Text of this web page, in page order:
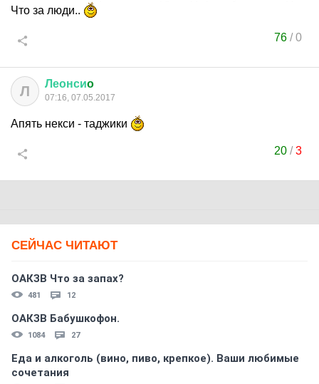
Что за люди..
76 /0
Л Леонсиo
07:16, 07.05.2017
Апять некси - таджики
20 /3
СЕЙЧАС ЧИТАЮТ
ОАКЗВ Что за запах?
481 12
ОАКЗВ Бабушкофон.
1084 27
Еда и алкоголь (вино, пиво, крепкое). Ваши любимые
сочетания